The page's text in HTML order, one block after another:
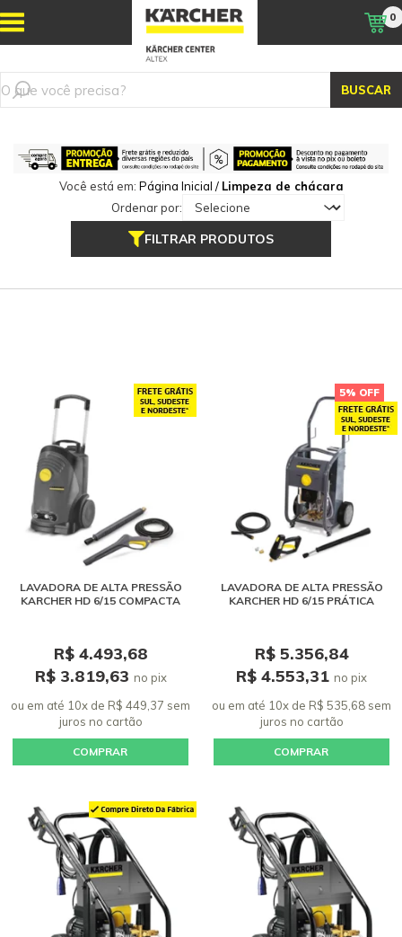
BUSCAR
0
Você está em: Página Inicial / Limpeza de chácara
Ordenar por:
FILTRAR PRODUTOS
LAVADORA DE ALTA PRESSÃO
KARCHER HD 6/15 COMPACTA
R$ 4.493,68
R$ 3.819,63 no pix
ou em até 10x de R$ 449,37 sem
juros no cartão
COMPRAR
5% OFF
LAVADORA DE ALTA PRESSÃO
KARCHER HD 6/15 PRÁTICA
R$ 5.356,84
R$ 4.553,31 no pix
ou em até 10x de R$ 535,68 sem
juros no cartão
COMPRAR